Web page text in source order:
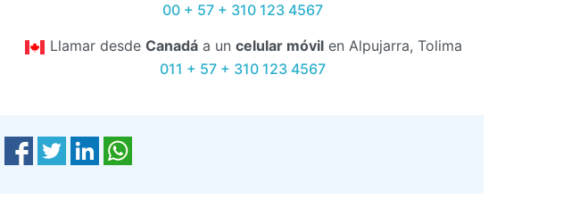
00 + 57 + 310 123 4567
Llamar desde Canadáa un celular móvilen Alpujarra, Tolima
011 + 57 + 310 123 4567